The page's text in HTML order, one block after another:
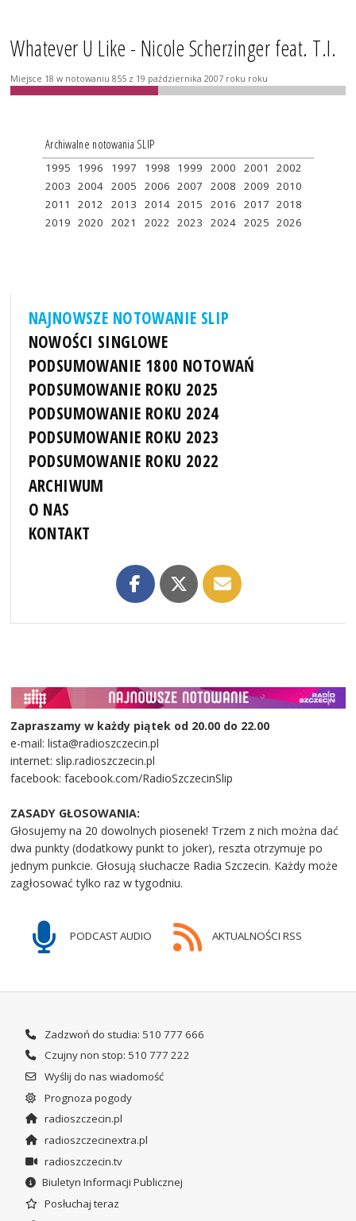
Whatever U Like - Nicole Scherzinger feat. T.I.
Miejsce 18 w notowaniu 855 z 19 października 2007 roku roku
Archiwalne notowania SLIP
1995 1996 1997 1998 1999 2000 2001
2002
2003 2004 2005 2006 2007 2008 2009 2010
2011
2012 2013 2014 2015 2016 2017 2018
2019 2020 2021 2022 2023 2024 2025 2026
NAJNOWSZE NOTOWANIE SLIP
NOWOŚCI SINGLOWE
PODSUMOWANIE 1800 NOTOWAŃ
PODSUMOWANIE ROKU 2025
PODSUMOWANIE ROKU 2024
PODSUMOWANIE ROKU 2023
PODSUMOWANIE ROKU 2022
ARCHIWUM
O NAS
KONTAKT
Zapraszamy w każdy piątek od 20.00 do 22.00
e-mail: lista@radioszczecin.pl
internet: slip.radioszczecin.pl
facebook: facebook.com/RadioSzczecinSlip
ZASADY GŁOSOWANIA:
Głosujemy na 20 dowolnych piosenek! Trzem z nich można dać
dwa punkty (dodatkowy punkt to joker), reszta otrzymuje po
jednym punkcie. Głosują słuchacze Radia Szczecin. Każdy może
zagłosować tylko raz w tygodniu.
PODCAST AUDIO AKTUALNOŚCI RSS
Zadzwoń do studia: 510 777 666
Czujny non stop: 510 777 222
Wyślij do nas wiadomość
Prognoza pogody
radioszczecin.pl
radioszczecinextra.pl
radioszczecin.tv
Biuletyn Informacji Publicznej
Posłuchaj teraz